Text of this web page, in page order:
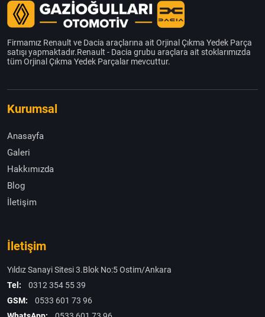
Firmamız Renault ve Dacia araçlarına ait Orjinal Çıkma Yedek Parça
satışı yapmaktadır.Renault - Dacia grubu araçlara ait stoklarımızda
tüm Orjinal Çıkma Yedek Parçalar mevcuttur.
Kurumsal
Anasayfa
Galeri
Hakkımızda
Blog
İletişim
İletişim
Yıldız Sanayi Sitesi 3.Blok No:5 Ostim/Ankara
Tel:
0312 354 55 39
GSM:
0533 601 73 96